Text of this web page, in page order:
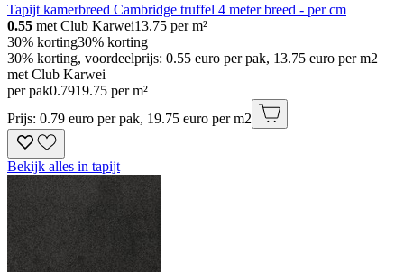
Tapijt kamerbreed Cambridge truffel 4 meter breed - per cm
0.55 met Club Karwei13.75 per m²
30% korting30% korting
30% korting, voordeelprijs: 0.55 euro per pak, 13.75 euro per m2
met Club Karwei
per pak0.7919.75 per m²
Prijs: 0.79 euro per pak, 19.75 euro per m2
Bekijk alles in tapijt